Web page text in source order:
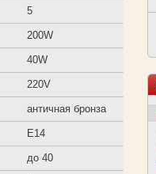
5
200W
40W
220V
античная бронза
E14
до 40